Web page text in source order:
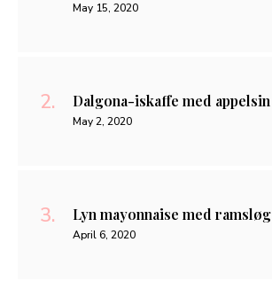
May 15, 2020
Dalgona-iskaffe med appelsin
May 2, 2020
Lyn mayonnaise med ramsløg
April 6, 2020